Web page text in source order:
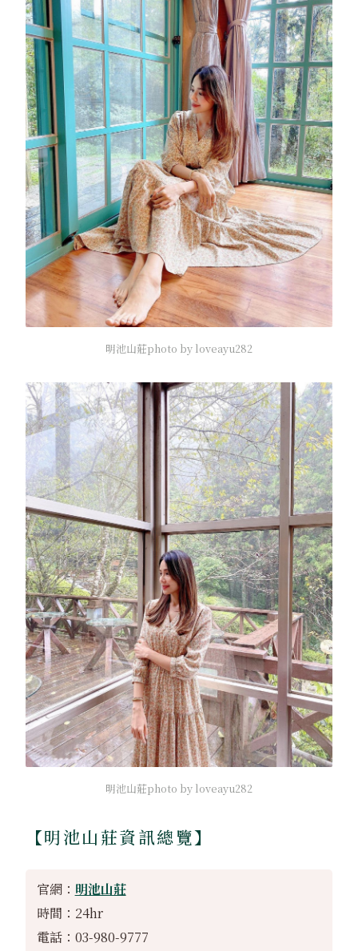
明池山莊photo by loveayu282
明池山莊photo by loveayu282
【明池山莊資訊總覽】
官網： 明池山莊
時間：24hr
電話：03-980-9777